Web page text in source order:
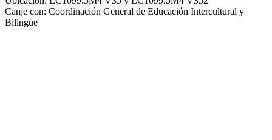
Canje con: Coordinación General de Educación Intercultural y
Bilingüe